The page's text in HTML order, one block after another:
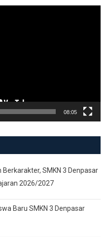
08:05
SMKN 3 Denpasar
2026/2027
Baru SMKN 3 Denpasar